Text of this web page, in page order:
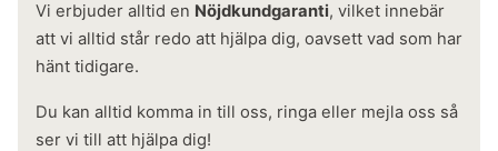
Vi erbjuder alltid en Nöjdkundgaranti, vilket innebär
att vi alltid står redo att hjälpa dig, oavsett vad som har
hänt tidigare.
Du kan alltid komma in till oss, ringa eller mejla oss så
ser vi till att hjälpa dig!